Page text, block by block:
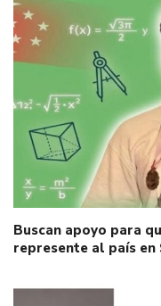
Buscan apoyo para
represente al país en